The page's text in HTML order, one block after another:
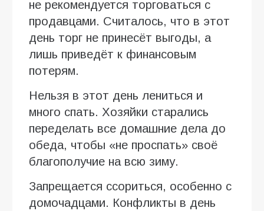
не рекомендуется торговаться с
продавцами. Считалось, что в этот
день торг не принесёт выгоды, а
лишь приведёт к финансовым
потерям.
Нельзя в этот день лениться и
много спать. Хозяйки старались
переделать все домашние дела до
обеда, чтобы «не проспать» своё
благополучие на всю зиму.
Запрещается ссориться, особенно с
домочадцами. Конфликты в день